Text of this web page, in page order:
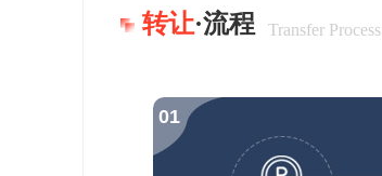
转让·流程 Transfer Process